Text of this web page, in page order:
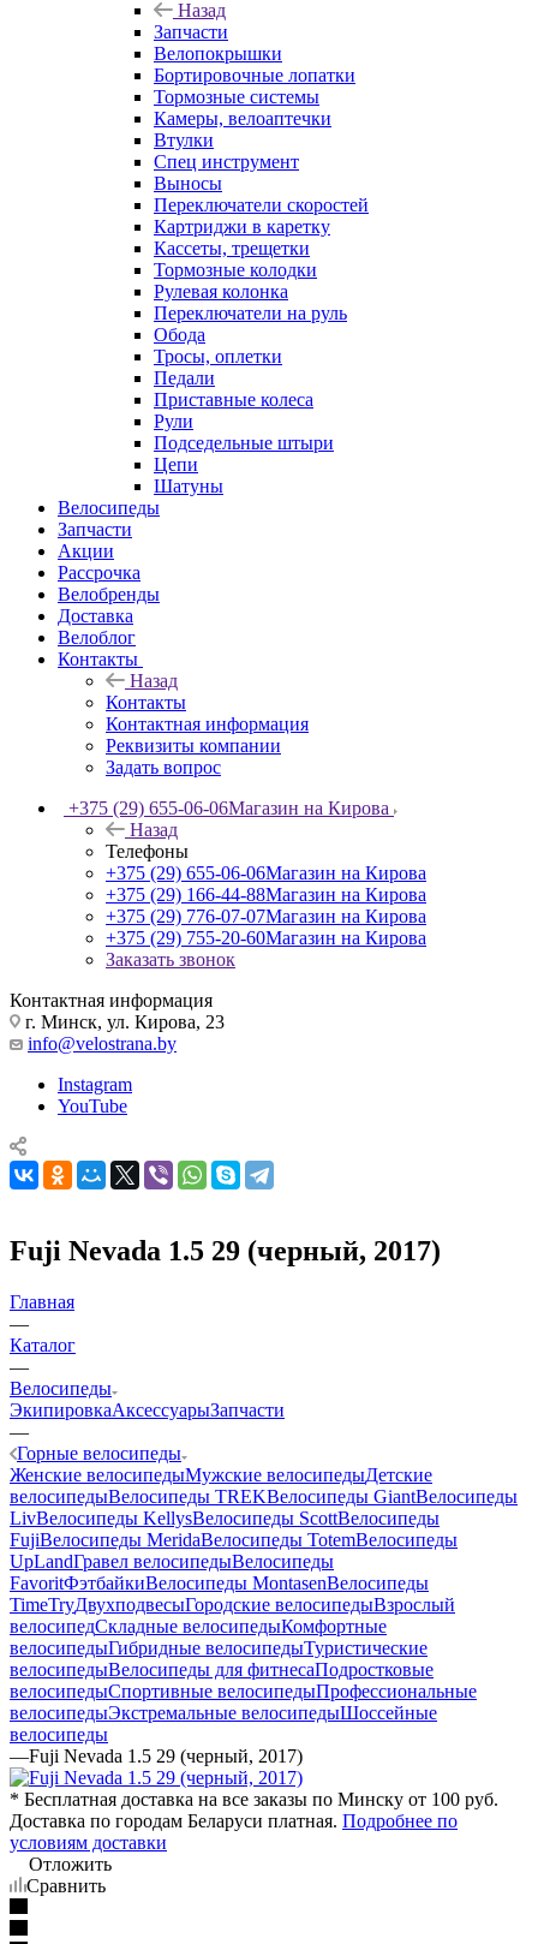
Назад
Запчасти
Велопокрышки
Бортировочные лопатки
Тормозные системы
Камеры, велоаптечки
Втулки
Спец инструмент
Выносы
Переключатели скоростей
Картриджи в каретку
Кассеты, трещетки
Тормозные колодки
Рулевая колонка
Переключатели на руль
Обода
Тросы, оплетки
Педали
Приставные колеса
Рули
Подседельные штыри
Цепи
Шатуны
Велосипеды
Запчасти
Акции
Рассрочка
Велобренды
Доставка
Велоблог
Контакты
Назад
Контакты
Контактная информация
Реквизиты компании
Задать вопрос
+375 (29) 655-06-06Магазин на Кирова
Назад
Телефоны
+375 (29) 655-06-06Магазин на Кирова
+375 (29) 166-44-88Магазин на Кирова
+375 (29) 776-07-07Магазин на Кирова
+375 (29) 755-20-60Магазин на Кирова
Заказать звонок
Контактная информация
г. Минск, ул. Кирова, 23
info@velostrana.by
Instagram
YouTube
Fuji Nevada 1.5 29 (черный, 2017)
Главная
—
Каталог
—
Велосипеды
ЭкипировкаАксессуарыЗапчасти
—
Горные велосипеды
Женские велосипедыМужские велосипедыДетские
велосипедыВелосипеды TREKВелосипеды GiantВелосипеды
LivВелосипеды KellysВелосипеды ScottВелосипеды
FujiВелосипеды MeridaВелосипеды TotemВелосипеды
UpLandГравел велосипедыВелосипеды
FavoritФэтбайкиВелосипеды MontasenВелосипеды
TimeTryДвухподвесыГородские велосипедыВзрослый
велосипедСкладные велосипедыКомфортные
велосипедыГибридные велосипедыТуристические
велосипедыВелосипеды для фитнесаПодростковые
велосипедыСпортивные велосипедыПрофессиональные
велосипедыЭкстремальные велосипедыШоссейные
велосипеды
—Fuji Nevada 1.5 29 (черный, 2017)
* Бесплатная доставка на все заказы по Минску от 100 руб.
Доставка по городам Беларуси платная. Подробнее по
условиям доставки
Отложить
Сравнить